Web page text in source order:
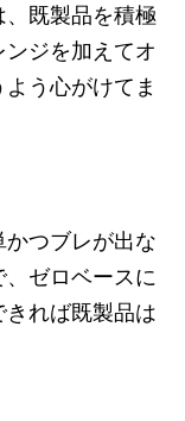
既製品を積極
ジを加えてオ
う心がけてま
つブレが出な
ゼロベースに
れば既製品は